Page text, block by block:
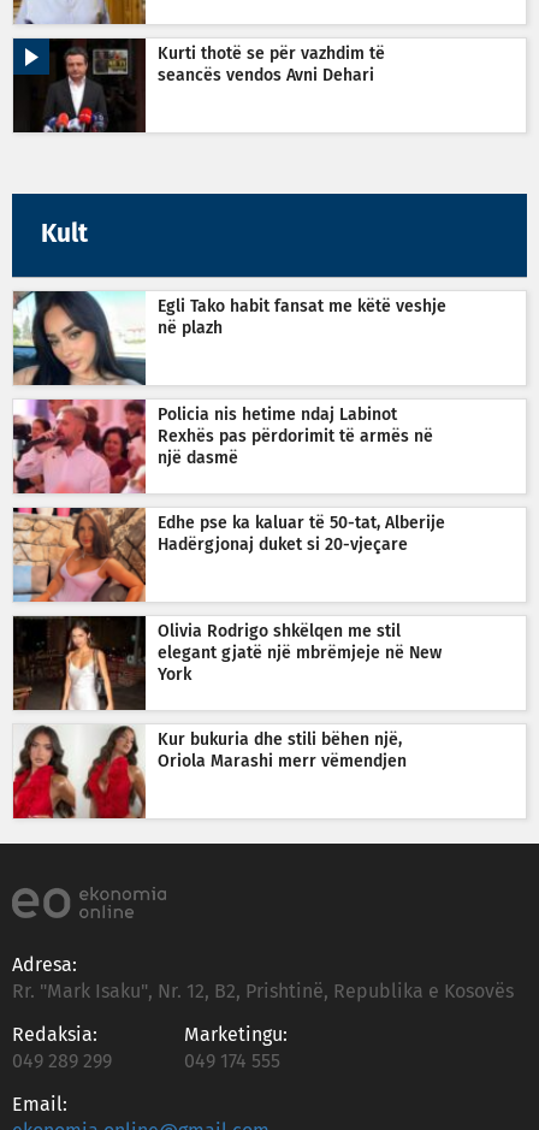
Kurti thotë se për vazhdim të
seancës vendos Avni Dehari
Kult
Egli Tako habit fansat me këtë veshje
në plazh
Policia nis hetime ndaj Labinot
Rexhës pas përdorimit të armës në
një dasmë
Edhe pse ka kaluar të 50-tat, Alberije
Hadërgjonaj duket si 20-vjeçare
Olivia Rodrigo shkëlqen me stil
elegant gjatë një mbrëmjeje në New
York
Kur bukuria dhe stili bëhen një,
Oriola Marashi merr vëmendjen
Adresa:
Rr. "Mark Isaku", Nr. 12, B2, Prishtinë, Republika e Kosovës
Redaksia:
049 289 299
Marketingu:
049 174 555
Email: